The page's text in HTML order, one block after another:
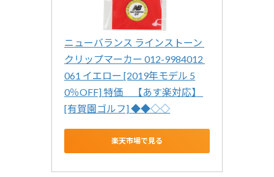
ニューバランス ラインストーン
クリップマーカー 012-9984012
061 イエロー [2019年モデル 5
0％OFF] 特価　【あす楽対応】
[有賀園ゴルフ] ◆◆◇◇
楽天市場で見る